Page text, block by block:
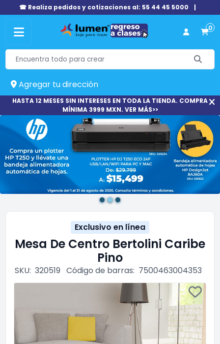
☎ Realiza pedidos y cotizaciones al: 55 44 45 5000 |
0
Agregar tu dirección
HASTA 12 MESES SIN INTERESES EN TODA LA TIENDA. COMPRA
MÍNIMA 3999 MXN. VER MÁS>>
Exclusivo en línea
Mesa De Centro Bertolini Caribe
Pino
SKU: 320519 Código de barras: 7500463004353